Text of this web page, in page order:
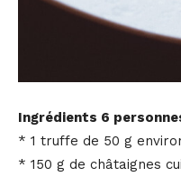
Ingrédients 6
* 1 truffe de 50 g
* 150 g de châtaignes